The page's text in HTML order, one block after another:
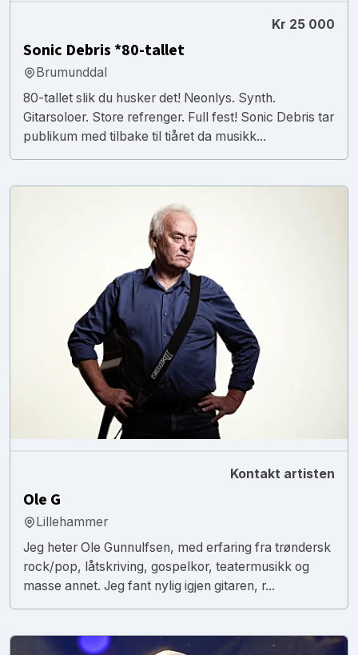
Kr 25 000
Sonic Debris *80-tallet
Brumunddal
80-tallet slik du husker det! Neonlys. Synth.
Gitarsoloer. Store refrenger. Full fest! Sonic Debris tar
publikum med tilbake til tiåret da musikk...
Kontakt artisten
Ole G
Lillehammer
Jeg heter Ole Gunnulfsen, med erfaring fra trøndersk
rock/pop, låtskriving, gospelkor, teatermusikk og
masse annet. Jeg fant nylig igjen gitaren, r...